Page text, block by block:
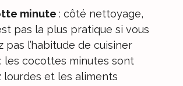
minute : côté nettoyage,
pas la plus pratique si vous
pas l’habitude de cuisiner
les cocottes minutes sont
lourdes et les aliments